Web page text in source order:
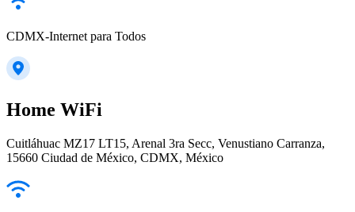
CDMX-Internet para Todos
Home WiFi
Cuitláhuac MZ17 LT15, Arenal 3ra Secc, Venustiano Carranza,
15660 Ciudad de México, CDMX, México